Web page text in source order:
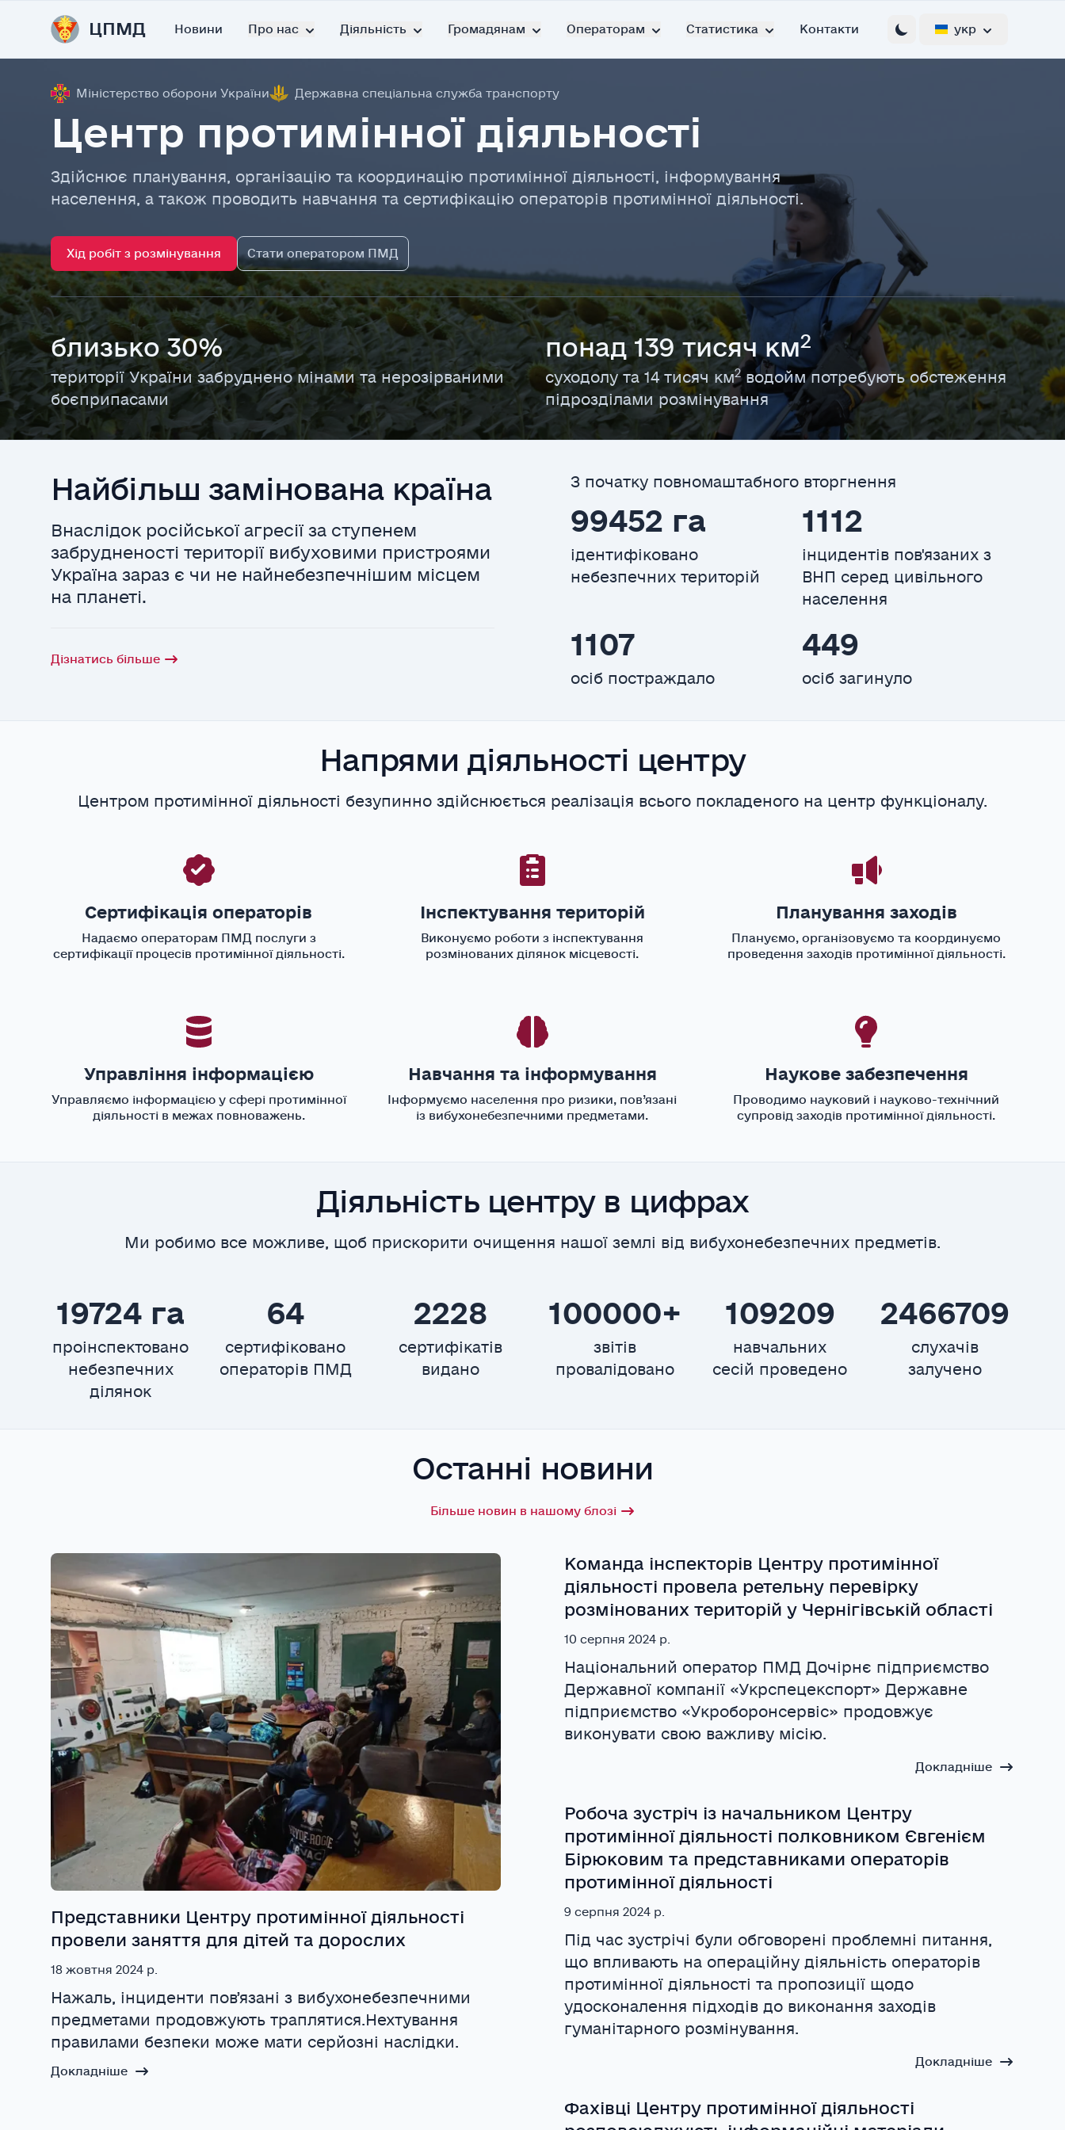
ЦПМД укр
Новини Про нас Діяльність Громадянам Операторам Статистика Контакти
Міністерство оборони України Державна спеціальна служба транспорту
Центр протимінної діяльності
Здійснює планування, організацію та координацію протимінної діяльності, інформування
населення, а також проводить навчання та сертифікацію операторів протимінної діяльності.
Хід робіт з розмінування Стати оператором ПМД
близько 30%
території України забруднено мінами та нерозірваними
боєприпасами
понад 139 тисяч км2
суходолу та 14 тисяч км2водойм потребують обстеження
підрозділами розмінування
Найбільш замінована країна
Внаслідок російської агресії за ступенем
забрудненості території вибуховими пристроями
Україна зараз є чи не найнебезпечнішим місцем
на планеті.
Дізнатись більше
З початку повномаштабного вторгнення
99452 га
ідентифіковано
небезпечних територій
1112
інцидентів пов'язаних з
ВНП серед цивільного
населення
1107
осіб постраждало
449
осіб загинуло
Напрями діяльності центру
Центром протимінної діяльності безупинно здійснюється реалізація всього покладеного на центр функціоналу.
Сертифікація операторів
Надаємо операторам ПМД послуги з
сертифікації процесів протимінної діяльності.
Інспектування територій
Виконуємо роботи з інспектування
розмінованих ділянок місцевості.
Планування заходів
Плануємо, організовуємо та координуємо
проведення заходів протимінної діяльності.
Управління інформацією
Управляємо інформацією у сфері протимінної
діяльності в межах повноважень.
Навчання та інформування
Інформуємо населення про ризики, пов’язані
із вибухонебезпечними предметами.
Наукове забезпечення
Проводимо науковий і науково-технічний
супровід заходів протимінної діяльності.
Діяльність центру в цифрах
Ми робимо все можливе, щоб прискорити очищення нашої землі від вибухонебезпечних предметів.
19724 га
проінспектовано
небезпечних
ділянок
64
сертифіковано
операторів ПМД
2228
сертифікатів
видано
100000+
звітів
провалідовано
109209
навчальних
сесій проведено
2466709
слухачів
залучено
Останні новини
Більше новин в нашому блозі
Представники Центру протимінної діяльності
провели заняття для дітей та дорослих
18 жовтня 2024 р.
Нажаль, інциденти повʼязані з вибухонебезпечними
предметами продовжують траплятися.Нехтування
правилами безпеки може мати серйозні наслідки.
Докладніше
Команда інспекторів Центру протимінної
діяльності провела ретельну перевірку
розмінованих територій у Чернігівській області
10 серпня 2024 р.
Національний оператор ПМД Дочірнє підприємство
Державної компанії «Укрспецекспорт» Державне
підприємство «Укроборонсервіс» продовжує
виконувати свою важливу місію.
Докладніше
Робоча зустріч із начальником Центру
протимінної діяльності полковником Євгенієм
Бірюковим та представниками операторів
протимінної діяльності
9 серпня 2024 р.
Під час зустрічі були обговорені проблемні питання,
що впливають на операційну діяльність операторів
протимінної діяльності та пропозиції щодо
удосконалення підходів до виконання заходів
гуманітарного розмінування.
Докладніше
Фахівці Центру протимінної діяльності